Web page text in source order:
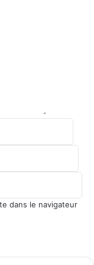
dans le navigateur